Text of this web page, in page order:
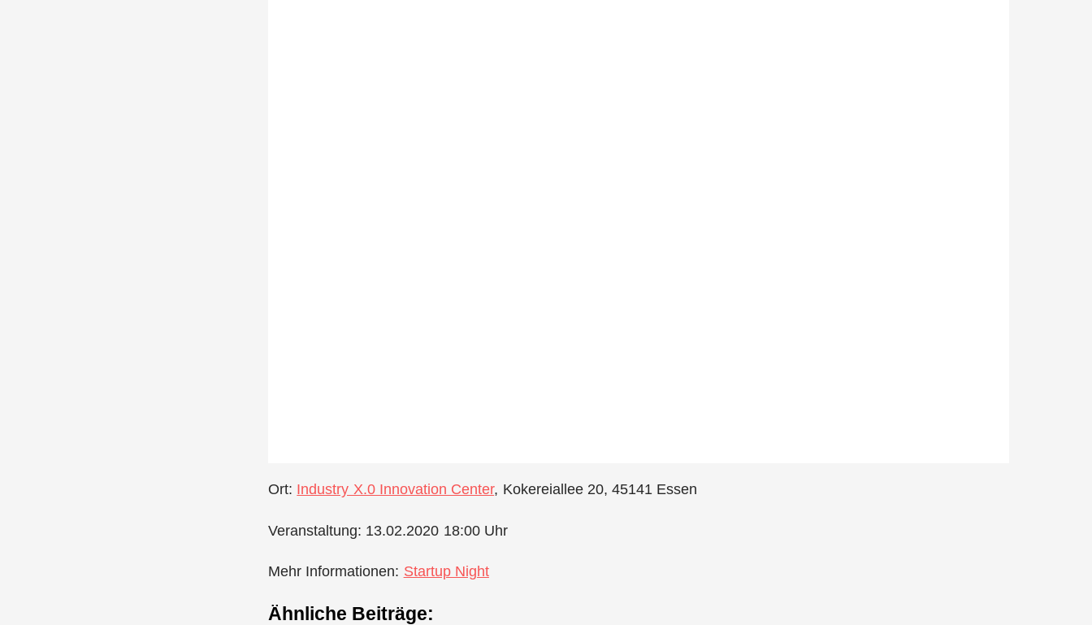
Ort: Industry X.0 Innovation Center, Kokereiallee 20, 45141 Essen
Veranstaltung: 13.02.2020 18:00 Uhr
Mehr Informationen: Startup Night
Ähnliche Beiträge: